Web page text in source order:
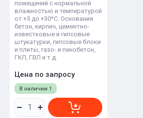
помещений с нормальной
влажностью и температурой
от +5 до +30ºС. Основания
бетон, кирпич, цементно-
известковые и гипсовые
штукатурки, гипсовые блоки
и плиты, газо- и пенобетон,
ГКЛ, ГВЛ и т.д.
В наличии 1
Цена по запросу